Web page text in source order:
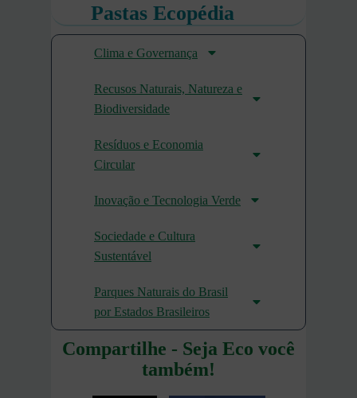
Pastas Ecopédia
Clima e Governança
Recusos Naturais, Natureza e
Biodiversidade
Resíduos e Economia
Circular
Inovação e Tecnologia Verde
Sociedade e Cultura
Sustentável
Parques Naturais do Brasil
por Estados Brasileiros
Compartilhe - Seja Eco você
também!